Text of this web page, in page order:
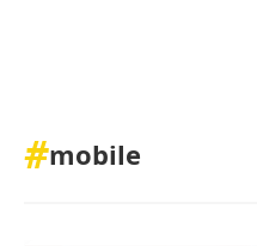
#mobile